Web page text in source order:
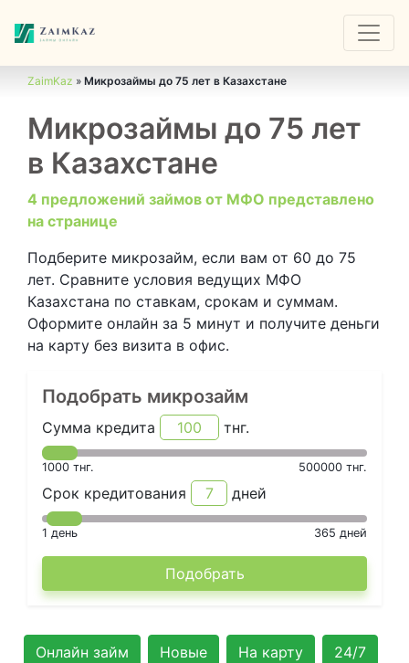
ZaimKaz » Микрозаймы до 75 лет в Казахстане
Микрозаймы до 75 лет
в Казахстане
4 предложений займов от МФО представлено
на странице
Подберите микрозайм, если вам от 60 до 75
лет. Сравните условия ведущих МФО
Казахстана по ставкам, срокам и суммам.
Оформите онлайн за 5 минут и получите деньги
на карту без визита в офис.
Подобрать микрозайм
Сумма кредита тнг.
1000 тнг. 500000 тнг.
Срок кредитования дней
1 день 365 дней
Подобрать
Онлайн займ Новые На карту 24/7